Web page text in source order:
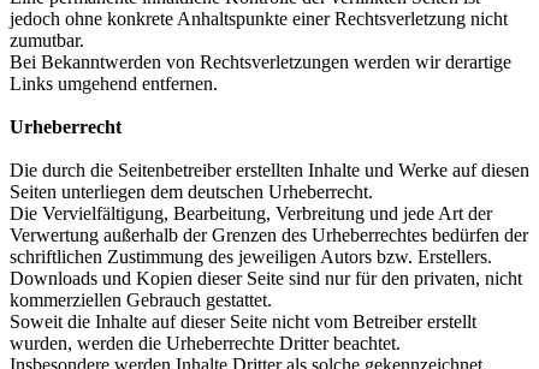
jedoch ohne konkrete Anhaltspunkte einer Rechtsverletzung nicht
zumutbar.
Bei Bekanntwerden von Rechtsverletzungen werden wir derartige
Links umgehend entfernen.
Urheberrecht
Die durch die Seitenbetreiber erstellten Inhalte und Werke auf diesen
Seiten unterliegen dem deutschen Urheberrecht.
Die Vervielfältigung, Bearbeitung, Verbreitung und jede Art der
Verwertung außerhalb der Grenzen des Urheberrechtes bedürfen der
schriftlichen Zustimmung des jeweiligen Autors bzw. Erstellers.
Downloads und Kopien dieser Seite sind nur für den privaten, nicht
kommerziellen Gebrauch gestattet.
Soweit die Inhalte auf dieser Seite nicht vom Betreiber erstellt
wurden, werden die Urheberrechte Dritter beachtet.